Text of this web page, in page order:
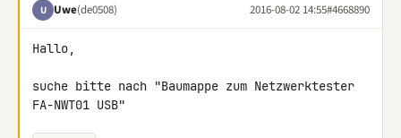
U Uwe(de0508) 2016-08-02 14:55#4668890
Hallo,
suche bitte nach "Baumappe zum Netzwerktester
FA-NWT01 USB"